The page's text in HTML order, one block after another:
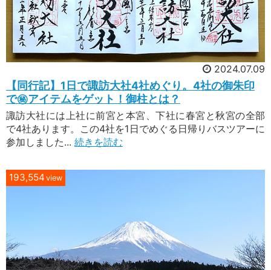
2024.07.09
【同行記】1日で諏訪大社4社めぐり。4社の御朱印
で㊙︎アイテムをゲット！御柱とは？
諏訪大社には上社に前宮と本宮、下社に春宮と秋宮の全部
で4社あります。この4社を1日でめぐる日帰りバスツアーに
参加しました... 続きを読む
193,554 view